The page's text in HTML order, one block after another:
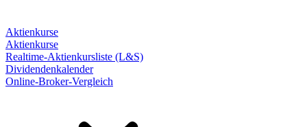
Aktienkurse
Aktienkurse
Realtime-Aktienkursliste (L&S)
Dividendenkalender
Online-Broker-Vergleich